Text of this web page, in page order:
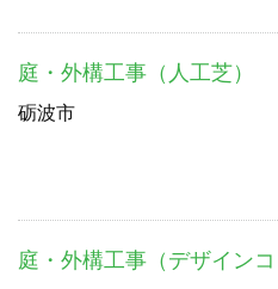
庭・外構工事（人工芝）
砺波市
庭・外構工事（デザインコ